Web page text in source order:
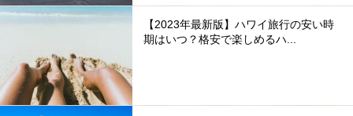
【2023年最新版】ハワイ旅行の安い時
期はいつ？格安で楽しめるハ...